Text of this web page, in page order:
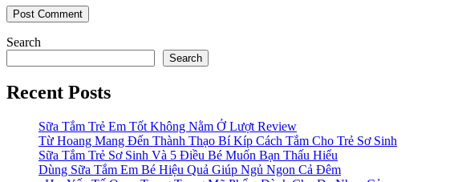
Search
Search
Recent Posts
Sữa Tắm Trẻ Em Tốt Không Nằm Ở Lượt Review
Từ Hoang Mang Đến Thành Thạo Bí Kíp Cách Tắm Cho Trẻ Sơ Sinh
Sữa Tắm Trẻ Sơ Sinh Và 5 Điều Bé Muốn Bạn Thấu Hiểu
Dùng Sữa Tắm Em Bé Hiệu Quả Giúp Ngủ Ngon Cả Đêm